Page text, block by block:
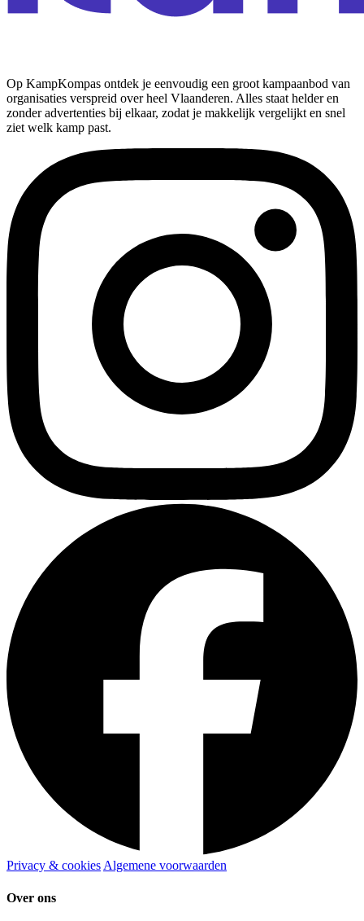
Op KampKompas ontdek je eenvoudig een groot kampaanbod van
organisaties verspreid over heel Vlaanderen. Alles staat helder en
zonder advertenties bij elkaar, zodat je makkelijk vergelijkt en snel
ziet welk kamp past.
Privacy & cookiesAlgemene voorwaarden
Over ons